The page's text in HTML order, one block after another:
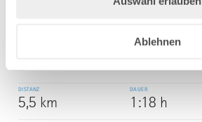
Ablehnen
16 Gallusblick-Höhen-Loipe
DISTANZ
5,5 km
DAUER
1:18 h